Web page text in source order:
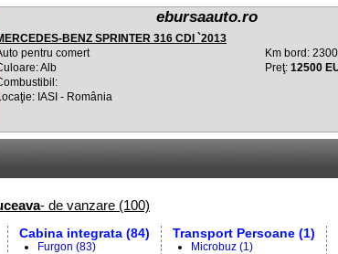
ebursaauto.ro
BENZ SPRINTER 316 CDI `2013
pentru comert
Alb
IASI - România
Km bord:
Preţ: 12500
- de vanzare (100)
Cabina integrata (84)
Furgon (83)
Transport Persoane (1)
Microbuz (1)